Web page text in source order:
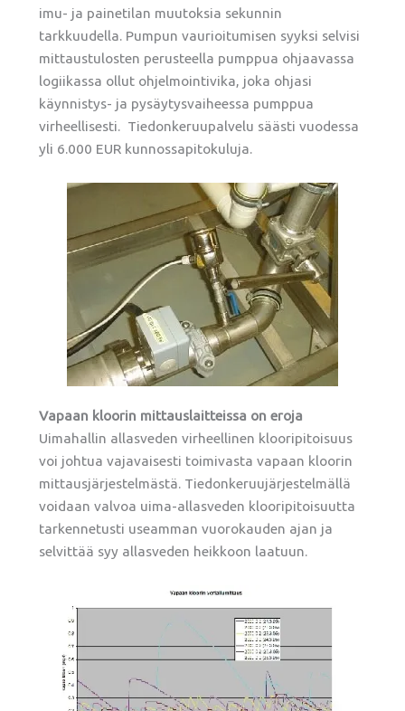
imu- ja painetilan muutoksia sekunnin
tarkkuudella. Pumpun vaurioitumisen syyksi selvisi
mittaustulosten perusteella pumppua ohjaavassa
logiikassa ollut ohjelmointivika, joka ohjasi
käynnistys- ja pysäytysvaiheessa pumppua
virheellisesti. Tiedonkeruupalvelu säästi vuodessa
yli 6.000 EUR kunnossapitokuluja.
Vapaan kloorin mittauslaitteissa on eroja
Uimahallin allasveden virheellinen klooripitoisuus
voi johtua vajavaisesti toimivasta vapaan kloorin
mittausjärjestelmästä. Tiedonkeruujärjestelmällä
voidaan valvoa uima-allasveden klooripitoisuutta
tarkennetusti useamman vuorokauden ajan ja
selvittää syy allasveden heikkoon laatuun.